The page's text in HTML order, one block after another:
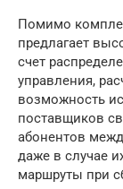
Помимо
предлагает
счет
управления,
возможность
поставщиков
абонентов
даже в случае
маршруты при